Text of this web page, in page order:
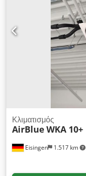
θερμότητας πλακών
βιομηχανικές
βίδες σύσφιξης Η
την ενεργό χρήση.
τοποθεσία που
Aszrnfcobzek Όροι
φόρτωση στο δικό σας
κατόπιν συνεννόησης.
Eisingen 1.517 km
Κλιματισμός
AirBlue WKA 10+